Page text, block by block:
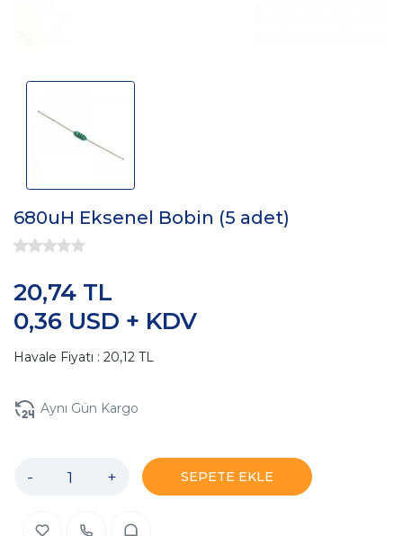
680uH Eksenel Bobin (5 adet)
0,36 USD + KDV
20,74 TL
Havale Fiyatı : 20,12 TL
Aynı Gün Kargo
- + SEPETE EKLE